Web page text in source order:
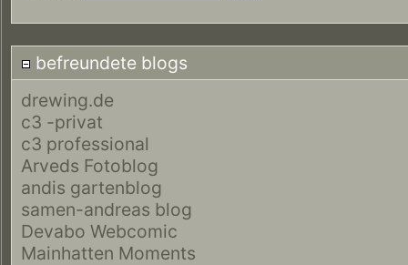
befreundete blogs
drewing.de
c3 -privat
c3 professional
Arveds Fotoblog
andis gartenblog
samen-andreas blog
Devabo Webcomic
Mainhatten Moments